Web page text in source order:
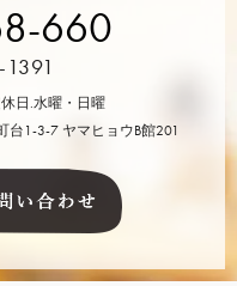
660
日.水曜・日曜
1-3-7 ヤマヒョウB館201